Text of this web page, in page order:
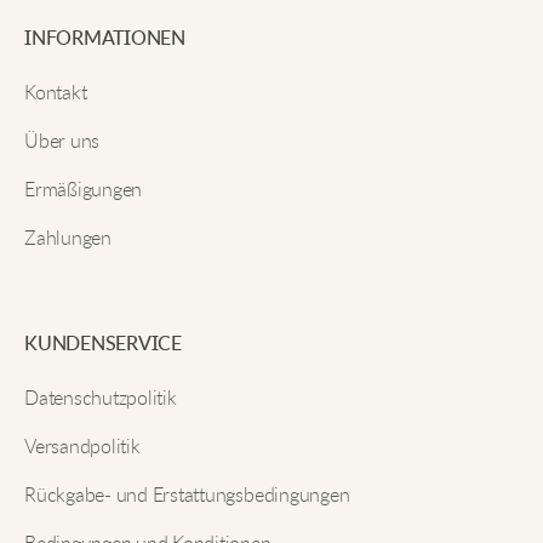
Tolles Kleid! Sehr bequem und stylisch, dazu auch
bekommen!
Mein neues Lieblingskleid! Die Schleifendetails
Das perfekte Kleid, um süß auszusehen und sich
INFORMATIONEN
Kontakt
Über uns
Ermäßigungen
Zahlungen
KUNDENSERVICE
Datenschutzpolitik
Versandpolitik
Rückgabe- und Erstattungsbedingungen